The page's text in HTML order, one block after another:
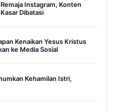
Instagram, Konten
Dibatasi
Kenaikan Yesus Kristus
ke Media Sosial
Kehamilan Istri,